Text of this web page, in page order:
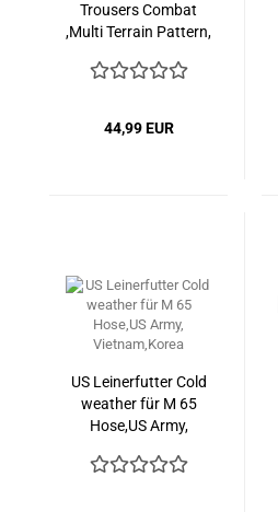
Trousers Combat
,Multi Terrain Pattern,
44,99 EUR
US Leinerfutter Cold
weather für M 65
Hose,US Army,